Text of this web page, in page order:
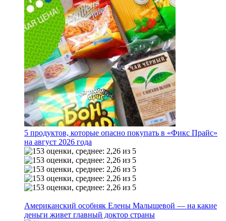
5 продуктов, которые опасно покупать в «Фикс Прайс»
на август 2026 года
Американский особняк Елены Малышевой — на какие
деньги живет главный доктор страны